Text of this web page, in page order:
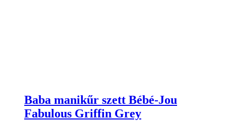
Baba manikűr szett Bébé-Jou
Fabulous Griffin Grey